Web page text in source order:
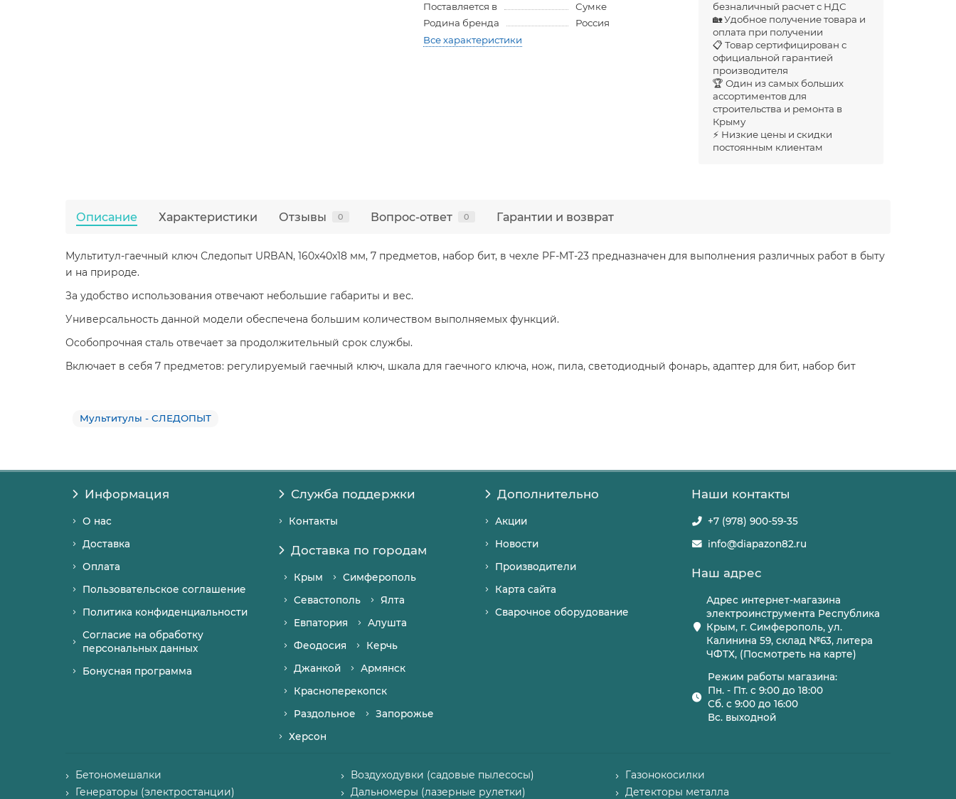
Поставляется в
Сумке
Родина бренда
Россия
Все характеристики
безналичный расчет с НДС
🏡 Удобное получение товара и
оплата при получении
📋 Товар сертифицирован с
официальной гарантией
производителя
🏆 Один из самых больших
ассортиментов для
строительства и ремонта в
Крыму
⚡ Низкие цены и скидки
постоянным клиентам
Описание Характеристики Отзывы 0 Вопрос-ответ 0 Гарантии и возврат
Мультитул-гаечный ключ Следопыт URBAN, 160x40x18 мм, 7 предметов, набор бит, в чехле PF-MT-23 предназначен для выполнения различных работ в быту
и на природе.
За удобство использования отвечают небольшие габариты и вес.
Универсальность данной модели обеспечена большим количеством выполняемых функций.
Особопрочная сталь отвечает за продолжительный срок службы.
Включает в себя 7 предметов: регулируемый гаечный ключ, шкала для гаечного ключа, нож, пила, светодиодный фонарь, адаптер для бит, набор бит
Мультитулы - СЛЕДОПЫТ
Информация
О нас
Доставка
Оплата
Пользовательское соглашение
Политика конфиденциальности
Согласие на обработку
персональных данных
Бонусная программа
Служба поддержки
Контакты
Доставка по городам
Крым
Симферополь
Севастополь
Ялта
Евпатория
Алушта
Феодосия
Керчь
Джанкой
Армянск
Красноперекопск
Раздольное
Запорожье
Херсон
Дополнительно
Акции
Новости
Производители
Карта сайта
Сварочное оборудование
Наши контакты
+7 (978) 900-59-35
info@diapazon82.ru
Наш адрес
Адрес интернет-магазина
электроинструмента Республика
Крым, г. Симферополь, ул.
Калинина 59, склад №63, литера
ЧФТХ, (Посмотреть на карте)
Режим работы магазина:
Пн. - Пт. с 9:00 до 18:00
Сб. с 9:00 до 16:00
Вс. выходной
Бетономешалки Воздуходувки (садовые пылесосы)
Газонокосилки
Генераторы (электростанции)
Дальномеры (лазерные рулетки)
Детекторы металла